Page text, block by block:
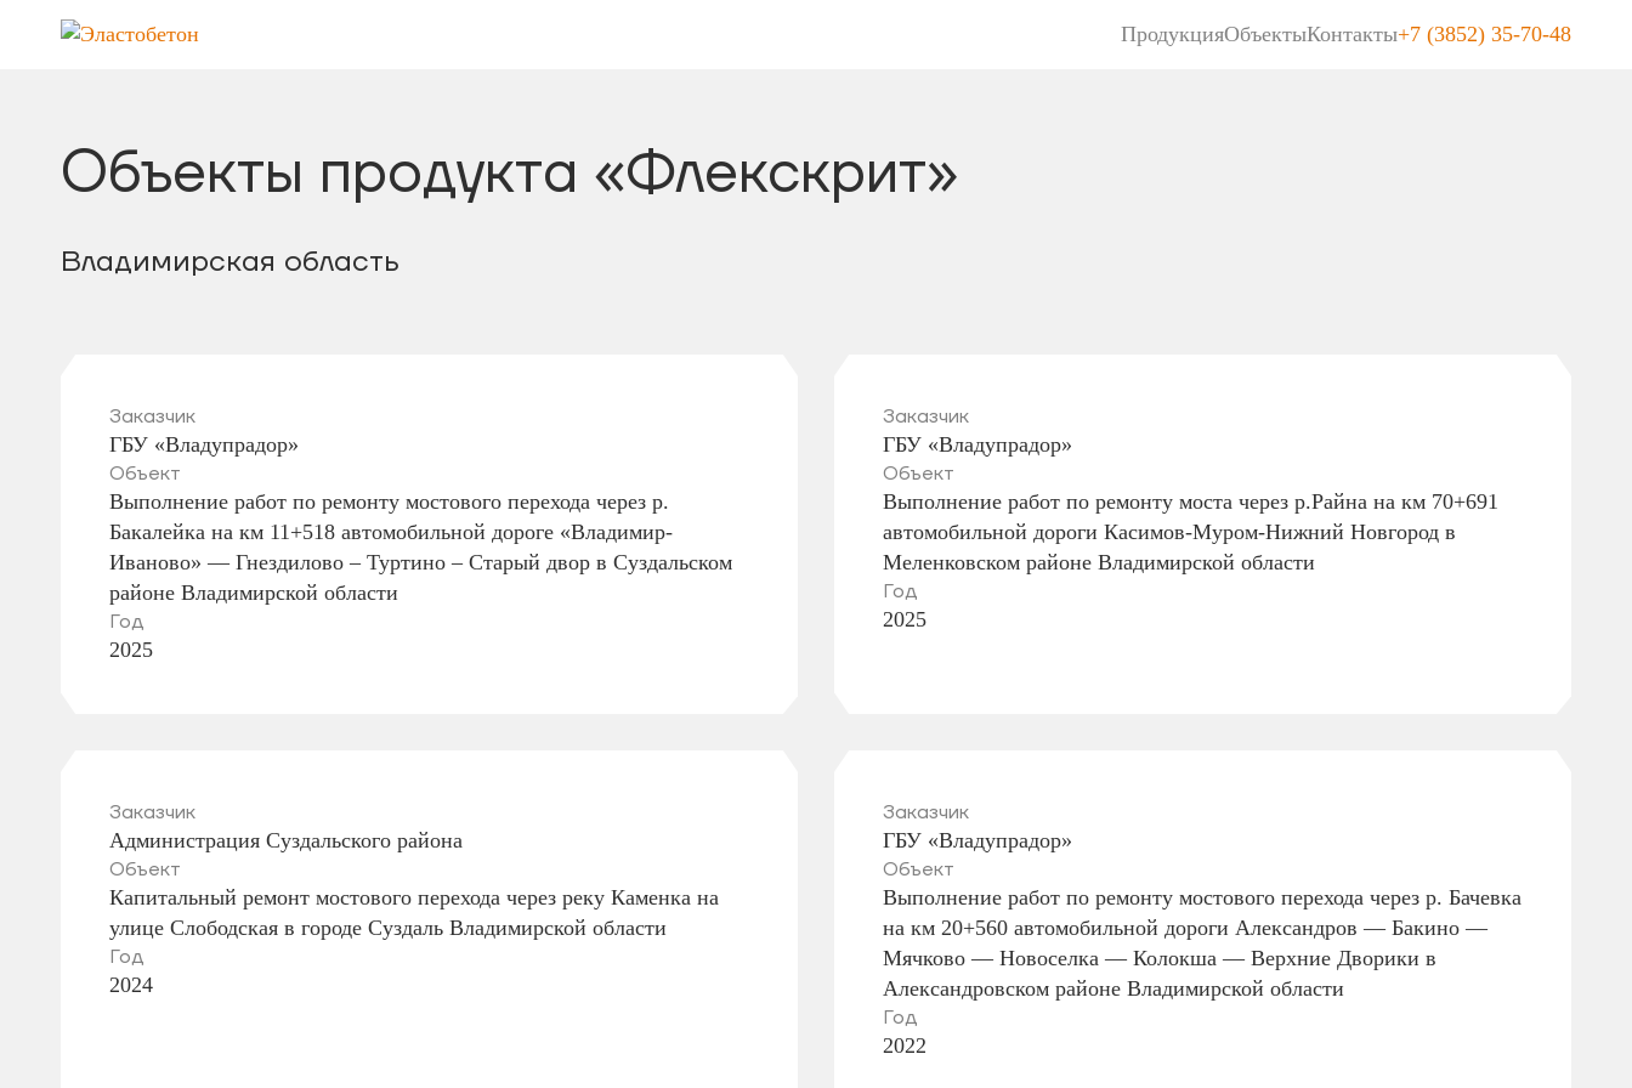
ПродукцияОбъектыКонтакты+7 (3852) 35-70-48
Объекты продукта «Флекскрит»
Владимирская область
Заказчик
ГБУ «Владупрадор»
Объект
Выполнение работ по ремонту мостового перехода через р.
Бакалейка на км 11+518 автомобильной дороге «Владимир-
Иваново» — Гнездилово – Туртино – Старый двор в Суздальском
районе Владимирской области
Год
2025
Заказчик
ГБУ «Владупрадор»
Объект
Выполнение работ по ремонту моста через р.Райна на км 70+691
автомобильной дороги Касимов-Муром-Нижний Новгород в
Меленковском районе Владимирской области
Год
2025
Заказчик
Администрация Суздальского района
Объект
Капитальный ремонт мостового перехода через реку Каменка на
улице Слободская в городе Суздаль Владимирской области
Год
2024
Заказчик
ГБУ «Владупрадор»
Объект
Выполнение работ по ремонту мостового перехода через р. Бачевка
на км 20+560 автомобильной дороги Александров — Бакино —
Мячково — Новоселка — Колокша — Верхние Дворики в
Александровском районе Владимирской области
Год
2022